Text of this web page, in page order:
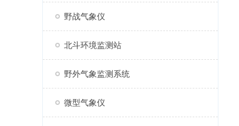
野战气象仪
北斗环境监测站
野外气象监测系统
微型气象仪